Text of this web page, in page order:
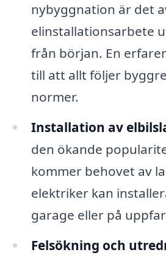
nybyggnation är det
elinstallationsarbete
från början. En
till att allt följer
normer.
Installation av
den ökande
kommer behovet av
elektriker kan
garage eller på
Felsökning och